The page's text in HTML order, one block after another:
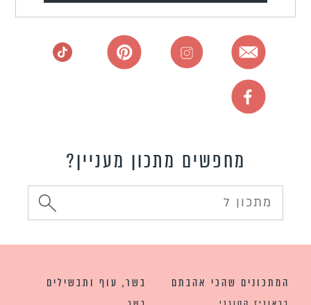
מחפשים מתכון מעניין?
המתכונים שהכי אהבתם בשר, עוף ותבשילים